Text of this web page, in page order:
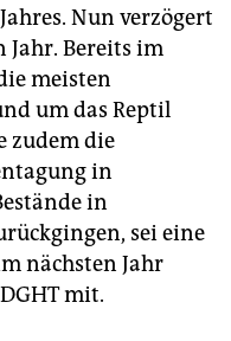
Nun verzögert
Jahr. Bereits im
meisten
um das Reptil
zudem die
in
in
sei eine
nächsten Jahr
mit.